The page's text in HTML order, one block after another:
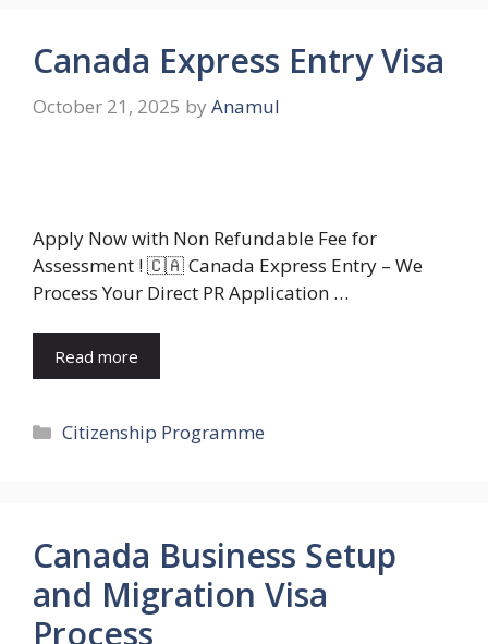
Canada Express Entry Visa
October 21, 2025 by Anamul
Apply Now with Non Refundable Fee for
Assessment ! 🇨🇦 Canada Express Entry – We
Process Your Direct PR Application …
Read more
Categories
Citizenship Programme
Canada Business Setup
and Migration Visa
Process